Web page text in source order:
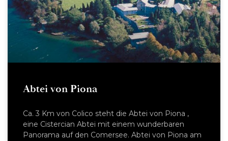
Abtei von Piona
Ca. 3 Km von Colico steht die Abtei von Piona ,
eine Cistercian Abtei mit einem wunderbaren
Panorama auf den Comersee. Abtei von Piona am